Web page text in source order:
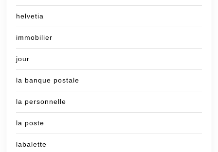
helvetia
immobilier
jour
la banque postale
la personnelle
la poste
labalette